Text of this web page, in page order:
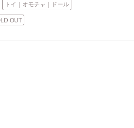
トイ｜オモチャ｜ドール
OUT